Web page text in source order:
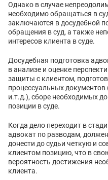
Однако в случае
необходимо обращаться в
заключаются в досудебной
обращения в суд, а также
интересов клиента в суде.
Досудебная подготовка
в анализе и оценке
защиты с клиентом,
процессуальных документов
и.т.д.), сборе необходимых
позиции в суде.
Когда дело переходит в
адвокат по разводам,
донести до судьи четкую и
клиентом позицию, что в
вероятность достижения
клиента.